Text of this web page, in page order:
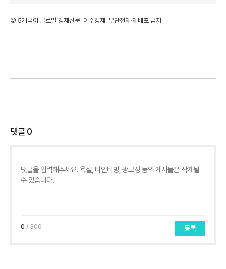
©'5개국어 글로벌 경제신문' 아주경제. 무단전재·재배포 금지
댓글0
0 / 300 등록